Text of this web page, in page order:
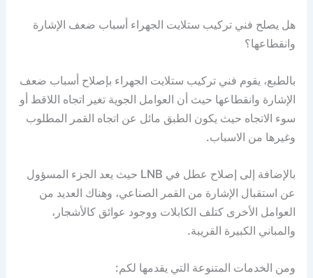
هل يصلح فني تركيب ستلايت الجهراء أسباب ضعف الإشارة
وانقطاعها؟
بالطبع، يقوم فني تركيب ستلايت الجهراء بإصلاح أسباب ضعف
الإشارة وانقطاعها حيث أن العوامل الجوية تغير اتجاه اللاقط أو
سوء الاتجاه حيث يكون الطبق مائل عن اتجاه القمر المطلوب
وغيرها من الاسباب.
بالإضافة إلى إصلاح عطل في LNB حيث يعد الجزء المسؤول
عن استقبال الإشارة من القمر الصناعي، وهناك العديد من
العوامل الأخرى كتلف الكابلات ووجود عوائق كالأشجار،
والمباني الكبيرة القريبة.
ومن الخدمات المتنوعة التي يقدمها لكم: